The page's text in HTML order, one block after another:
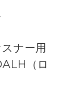
ナー用
（ロ